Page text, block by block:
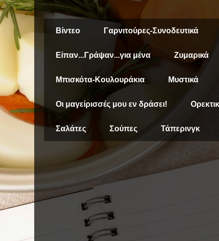
Βίντεο Γαρνιτούρες-Συνοδευτικά
Είπαν...Γράψαν...για μένα Ζυμαρικά
Μπισκότα-Κουλουράκια Μυστικά
Οι μαγείρισσές μου εν δράσει!
Σαλάτες Σούπες Τάπερινγκ